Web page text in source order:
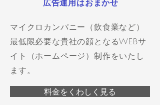
広告運用はおまかせ
マイクロカンパニー（飲食業など）
最低限必要な貴社の顔となるWEBサ
イト（ホームページ）制作をいたし
ます。
料金をくわしく見る